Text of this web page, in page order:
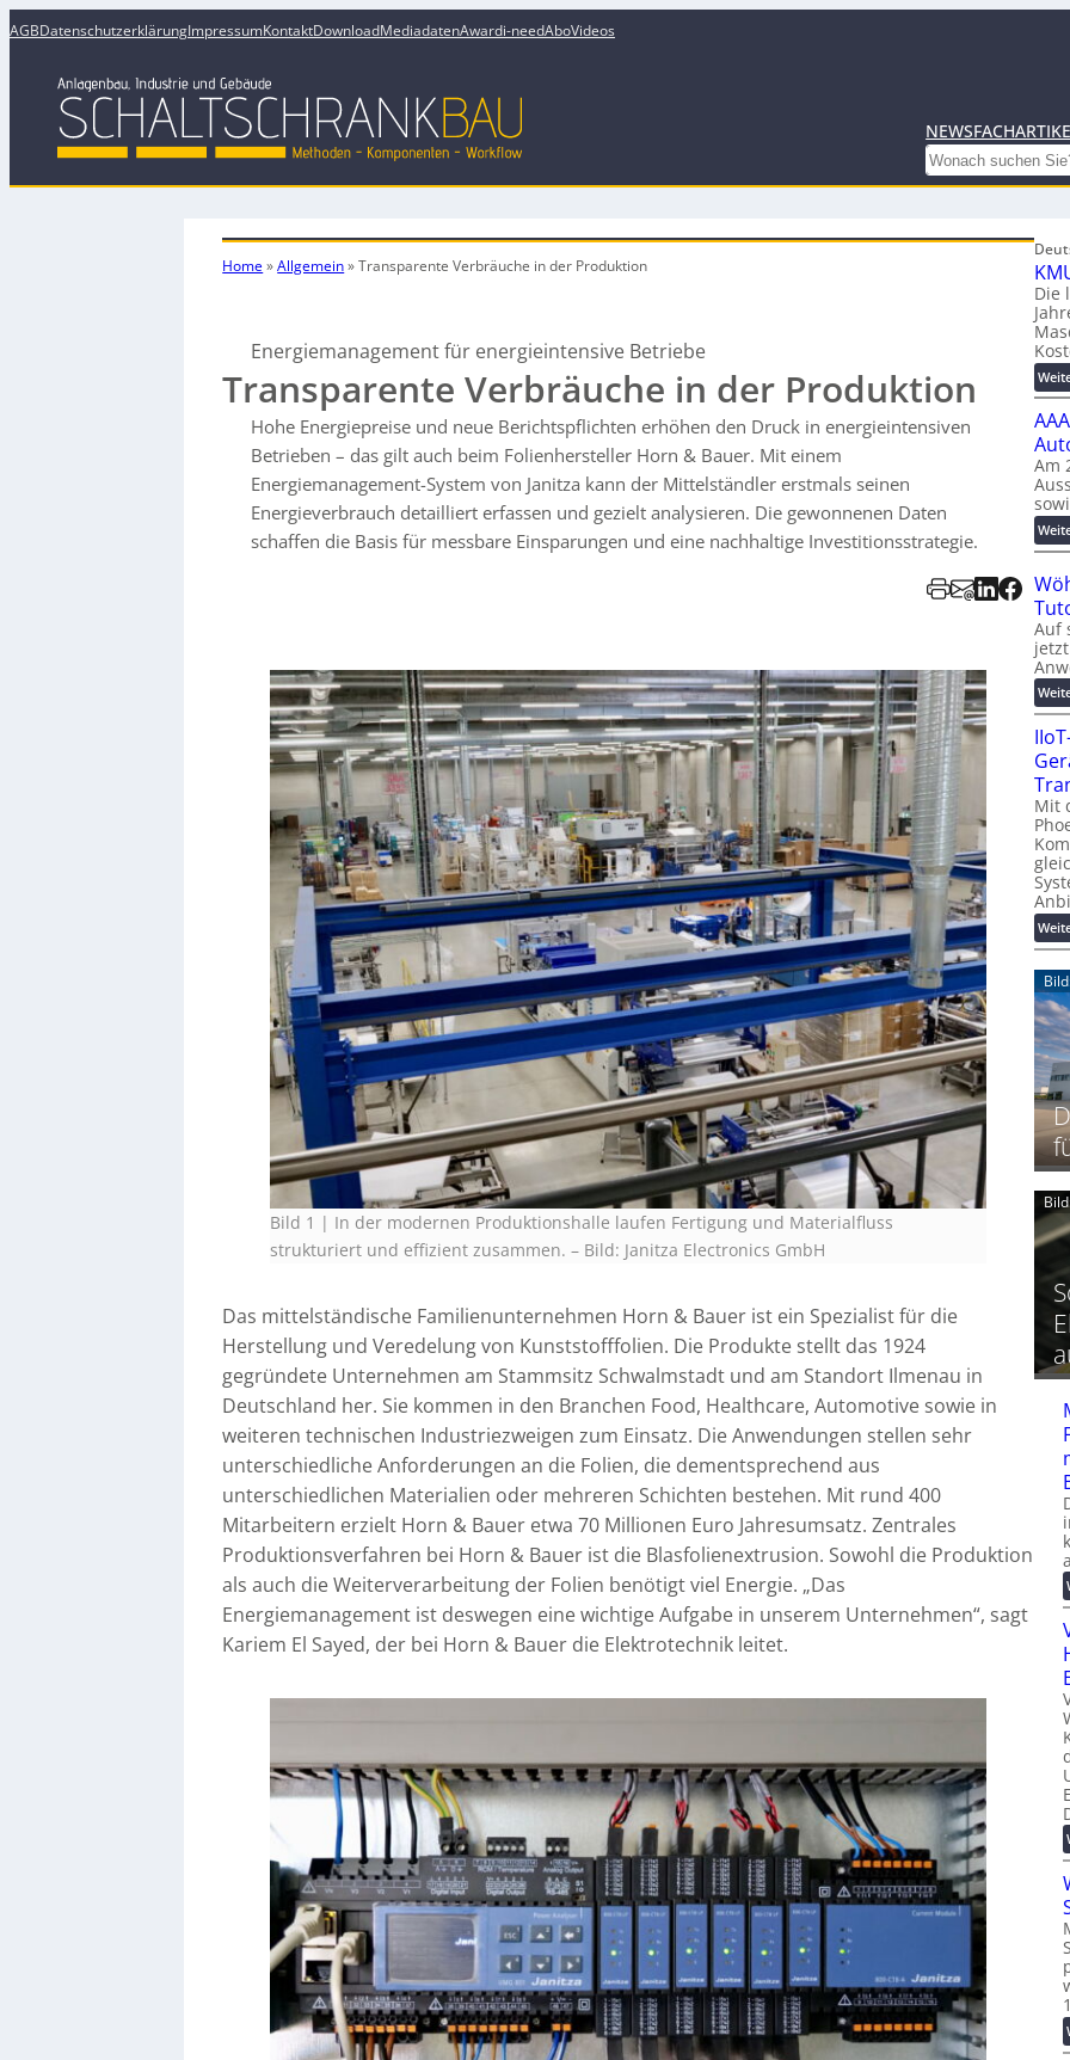
AGBDatenschutzerklärungImpressumKontaktDownloadMediadatenAwardi-needAboVideos
NEWS
Search
Home»Allgemein»Transparente Verbräuche in der Produktion
Energiemanagement für energieintensive Betriebe
Transparente Verbräuche in der Produktion
Hohe Energiepreise und neue Berichtspflichten erhöhen den Druck in energieintensiven
Betrieben – das gilt auch beim Folienhersteller Horn & Bauer. Mit einem
Energiemanagement-System von Janitza kann der Mittelständler erstmals seinen
Energieverbrauch detailliert erfassen und gezielt analysieren. Die gewonnenen Daten
schaffen die Basis für messbare Einsparungen und eine nachhaltige Investitionsstrategie.
Bild 1 | In der modernen Produktionshalle laufen Fertigung und Materialfluss
strukturiert und effizient zusammen. – Bild: Janitza Electronics GmbH
Das mittelständische Familienunternehmen Horn & Bauer ist ein Spezialist für die
Herstellung und Veredelung von Kunststofffolien. Die Produkte stellt das 1924
gegründete Unternehmen am Stammsitz Schwalmstadt und am Standort Ilmenau in
Deutschland her. Sie kommen in den Branchen Food, Healthcare, Automotive sowie in
weiteren technischen Industriezweigen zum Einsatz. Die Anwendungen stellen sehr
unterschiedliche Anforderungen an die Folien, die dementsprechend aus
unterschiedlichen Materialien oder mehreren Schichten bestehen. Mit rund 400
Mitarbeitern erzielt Horn & Bauer etwa 70 Millionen Euro Jahresumsatz. Zentrales
Produktionsverfahren bei Horn & Bauer ist die Blasfolienextrusion. Sowohl die Produktion
als auch die Weiterverarbeitung der Folien benötigt viel Energie. „Das
Energiemanagement ist deswegen eine wichtige Aufgabe in unserem Unternehmen“, sagt
Kariem El Sayed, der bei Horn & Bauer die Elektrotechnik leitet.
Die
Am
Auf
Mit